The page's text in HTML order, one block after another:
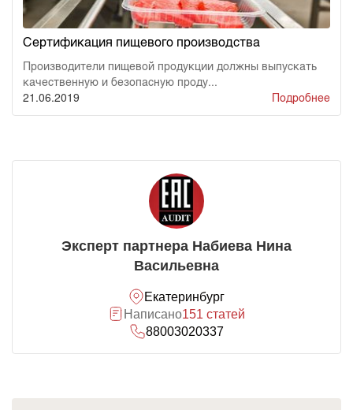
Сертификация пищевого производства
Производители пищевой продукции должны выпускать
качественную и безопасную проду...
21.06.2019
Подробнее
Эксперт партнера Набиева Нина
Васильевна
Екатеринбург
Написано151 статей
88003020337